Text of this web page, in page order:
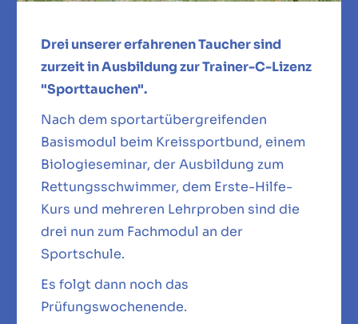
Drei unserer erfahrenen Taucher sind
zurzeit in Ausbildung zur Trainer-C-Lizenz
"Sporttauchen".
Nach dem sportartübergreifenden
Basismodul beim Kreissportbund, einem
Biologieseminar, der Ausbildung zum
Rettungsschwimmer, dem Erste-Hilfe-
Kurs und mehreren Lehrproben sind die
drei nun zum Fachmodul an der
Sportschule.
Es folgt dann noch das
Prüfungswochenende.